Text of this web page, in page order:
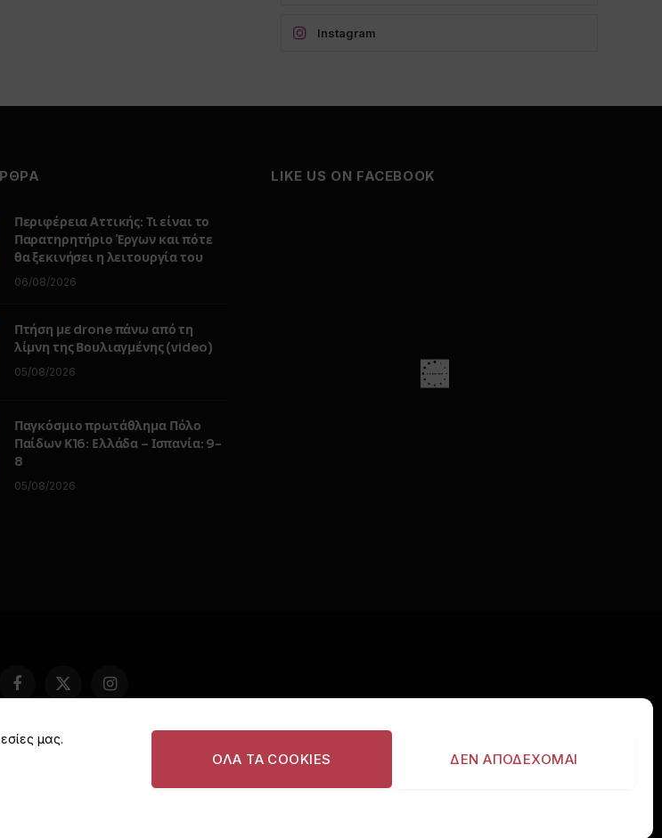
μας.
ΟΛΑ ΤΑ COOKIES ΔΕΝ ΑΠΟΔΕΧΟΜΑΙ
Instagram
Περιφέρεια Αττικής: Τι είναι το
Παρατηρητήριο Έργων και πότε
θα ξεκινήσει η λειτουργία του
06/08/2026
Πτήση με drone πάνω από τη
λίμνη της Βουλιαγμένης (video)
05/08/2026
Παγκόσμιο πρωτάθλημα Πόλο
Παίδων Κ16: Ελλάδα – Ισπανία: 9-
8
05/08/2026
LIKE US ON FACEBOOK
Facebook
X
Instagram
ΠΟΛΙΤΙΚΗ ΑΠΟΡΡΗΤΟΥ
Vouliagmeni. All rights reserved.